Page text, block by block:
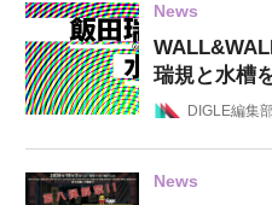
News
瑞規と水槽
DIGLE編集
News